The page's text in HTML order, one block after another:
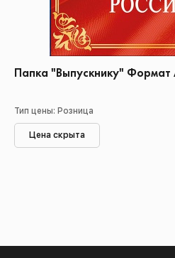
Папка "Выпускнику" Формат
Тип цены: Розница
Цена скрыта